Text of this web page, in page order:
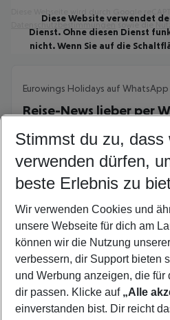
Diese Website verwendet
Dienst. Ohne diesen Dienst
nicht. Wenn Sie auf die
Google ReCaptcha-
Datenschutzbestimmungensowie die
Eurowings Holidays auf WhatsApp
Reise-News lieber per
Kein Problem! Melde dich einfach
Updates und Inspiration,
Gewinnspiele und Aktionen
sowie die besten Flug &
direkt aufs Handy.
Stimmst du zu, dass
verwenden dürfen,
beste Erlebnis zu
Wir verwenden Cookies und
unsere Webseite für dich am
können wir die Nutzung
verbessern, dir Support bieten
und Werbung anzeigen, die für
dir passen. Klicke auf „Alle
einverstanden bist. Dir reicht